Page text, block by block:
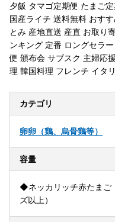
夕飯 タマゴ定期便 たまご
国産ライチ 送料無料 おす
とみ 産地直送 産直 お取り
ンキング 定番 ロングセラ
便 頒布会 サブスク 主婦応
理 韓国料理 フレンチ イタ
カテゴリ
卵卵（鶏、烏骨鶏等）
容量
◆ネッカリッチ赤たまご
ズ以上）